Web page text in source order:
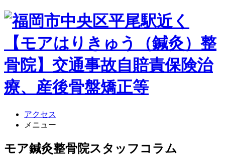
アクセス
メニュー
モア鍼灸整骨院スタッフコラム